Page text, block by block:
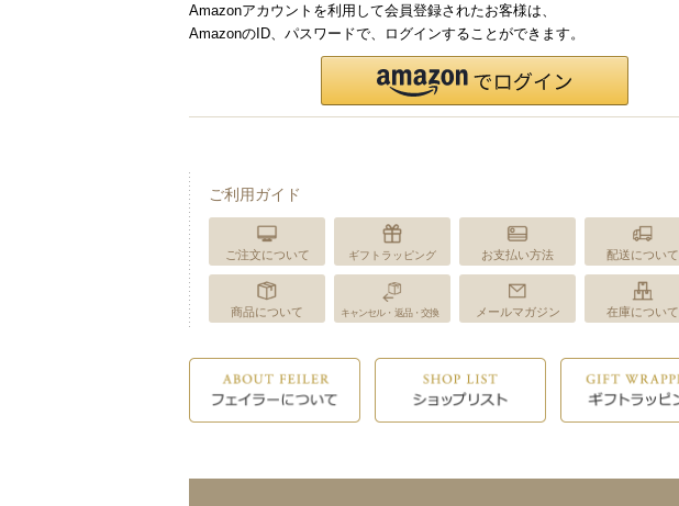
Amazonアカウントを利用して会員登録されたお客様は、
AmazonのID、パスワードで、ログインすることができます。
ご利用ガイド
ご注文について ギフトラッピング お支払い方法 配送について
商品について キャンセル・返品・交換 メールマガジン 在庫について